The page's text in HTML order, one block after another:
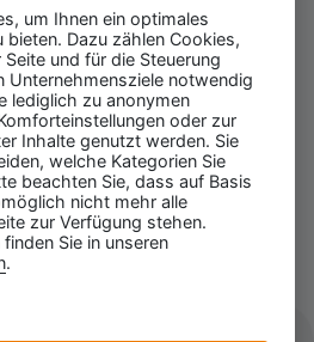
um Ihnen ein optimales
bieten. Dazu zählen Cookies,
und für die Steuerung
Unternehmensziele notwendig
lediglich zu anonymen
oder zur
Inhalte genutzt werden. Sie
welche Kategorien Sie
beachten Sie, dass auf Basis
nicht mehr alle
zur Verfügung stehen.
Sie in unseren
.